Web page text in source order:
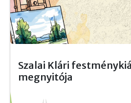
Szalai Klári
megnyitója